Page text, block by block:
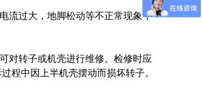
流过大，地脚松动等不正常现象，
对转子或机壳进行维修。检修时应
程中因上半机壳摆动而损坏转子。